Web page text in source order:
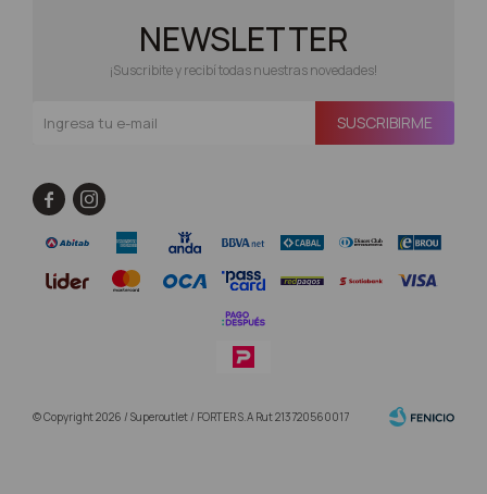
NEWSLETTER
¡Suscribite y recibí todas nuestras novedades!
SUSCRIBIRME
 
© Copyright 2026 / Superoutlet / FORTER S.A Rut 213720560017